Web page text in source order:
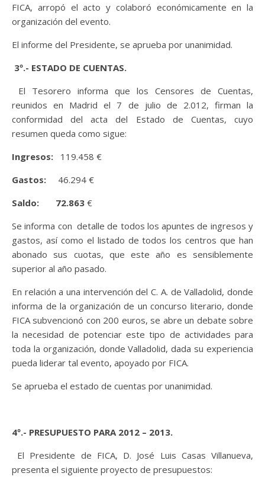
FICA, arropó el acto y colaboró económicamente en la
organización del evento.
El informe del Presidente, se aprueba por unanimidad.
3º.- ESTADO DE CUENTAS.
El Tesorero informa que los Censores de Cuentas,
reunidos en Madrid el 7 de julio de 2.012, firman la
conformidad del acta del Estado de Cuentas, cuyo
resumen queda como sigue:
Ingresos: 119.458 €
Gastos: 46.294 €
Saldo: 72.863 €
Se informa con detalle de todos los apuntes de ingresos y
gastos, así como el listado de todos los centros que han
abonado sus cuotas, que este año es sensiblemente
superior al año pasado.
En relación a una intervención del C. A. de Valladolid, donde
informa de la organización de un concurso literario, donde
FICA subvencionó con 200 euros, se abre un debate sobre
la necesidad de potenciar este tipo de actividades para
toda la organización, donde Valladolid, dada su experiencia
pueda liderar tal evento, apoyado por FICA.
Se aprueba el estado de cuentas por unanimidad.
4º.- PRESUPUESTO PARA 2012 – 2013.
El Presidente de FICA, D. José Luis Casas Villanueva,
presenta el siguiente proyecto de presupuestos: